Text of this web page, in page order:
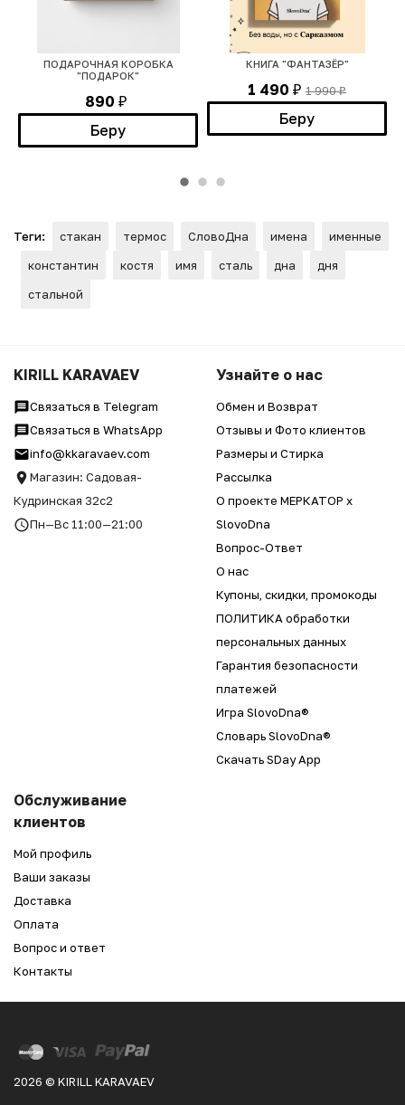
ПОДАРОЧНАЯ КОРОБКА
"ПОДАРОК"
890 ₽
Беру
КНИГА "ФАНТАЗЁР"
1 490 ₽ 1 990₽
Беру
Теги: стакан термос СловоДна имена
именные
константин
костя имя сталь дна
дня
стальной
KIRILL KARAVAEV
Связаться в Telegram
Связаться в WhatsApp
info@kkaravaev.com
Магазин: Садовая-
Кудринская 32с2
Пн—Вс 11:00—21:00
Узнайте о нас
Обмен и Возврат
Отзывы и Фото клиентов
Размеры и Стирка
Рассылка
О проекте МЕРКАТОР x
SlovoDna
Вопрос-Ответ
О нас
Купоны, скидки, промокоды
ПОЛИТИКА обработки
персональных данных
Гарантия безопасности
платежей
Игра SlovoDna®
Словарь SlovoDna®
Скачать SDay App
Обслуживание
клиентов
Мой профиль
Ваши заказы
Доставка
Оплата
Вопрос и ответ
Контакты
2026 © KIRILL KARAVAEV